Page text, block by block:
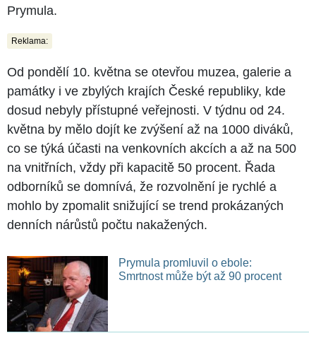
Prymula.
Reklama:
Od pondělí 10. května se otevřou muzea, galerie a
památky i ve zbylých krajích České republiky, kde
dosud nebyly přístupné veřejnosti. V týdnu od 24.
května by mělo dojít ke zvýšení až na 1000 diváků,
co se týká účasti na venkovních akcích a až na 500
na vnitřních, vždy při kapacitě 50 procent. Řada
odborníků se domnívá, že rozvolnění je rychlé a
mohlo by zpomalit snižující se trend prokázaných
denních nárůstů počtu nakažených.
Prymula promluvil o ebole:
Smrtnost může být až 90 procent